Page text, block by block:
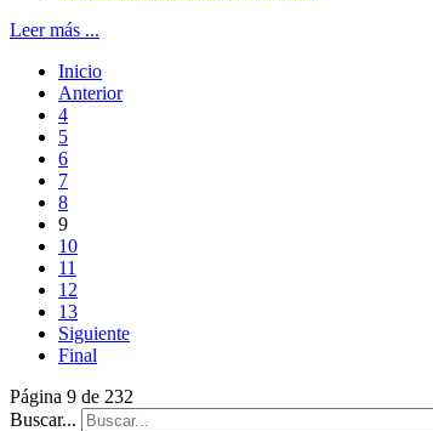
Leer más ...
Inicio
Anterior
4
5
6
7
8
9
10
11
12
13
Siguiente
Final
Página 9 de 232
Buscar...